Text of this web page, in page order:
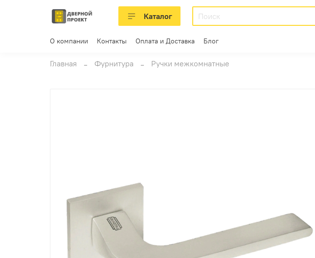
Каталог
О компании Контакты Оплата и Доставка Блог
Главная Фурнитура Ручки межкомнатные